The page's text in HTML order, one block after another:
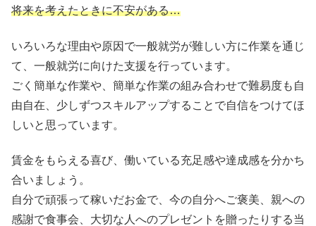
将来を考えたときに不安がある…
いろいろな理由や原因で一般就労が難しい方に作業を通じ
て、一般就労に向けた支援を行っています。
ごく簡単な作業や、簡単な作業の組み合わせで難易度も自
由自在、少しずつスキルアップすることで自信をつけてほ
しいと思っています。
賃金をもらえる喜び、働いている充足感や達成感を分かち
合いましょう。
自分で頑張って稼いだお金で、今の自分へご褒美、親への
感謝で食事会、大切な人へのプレゼントを贈ったりする当